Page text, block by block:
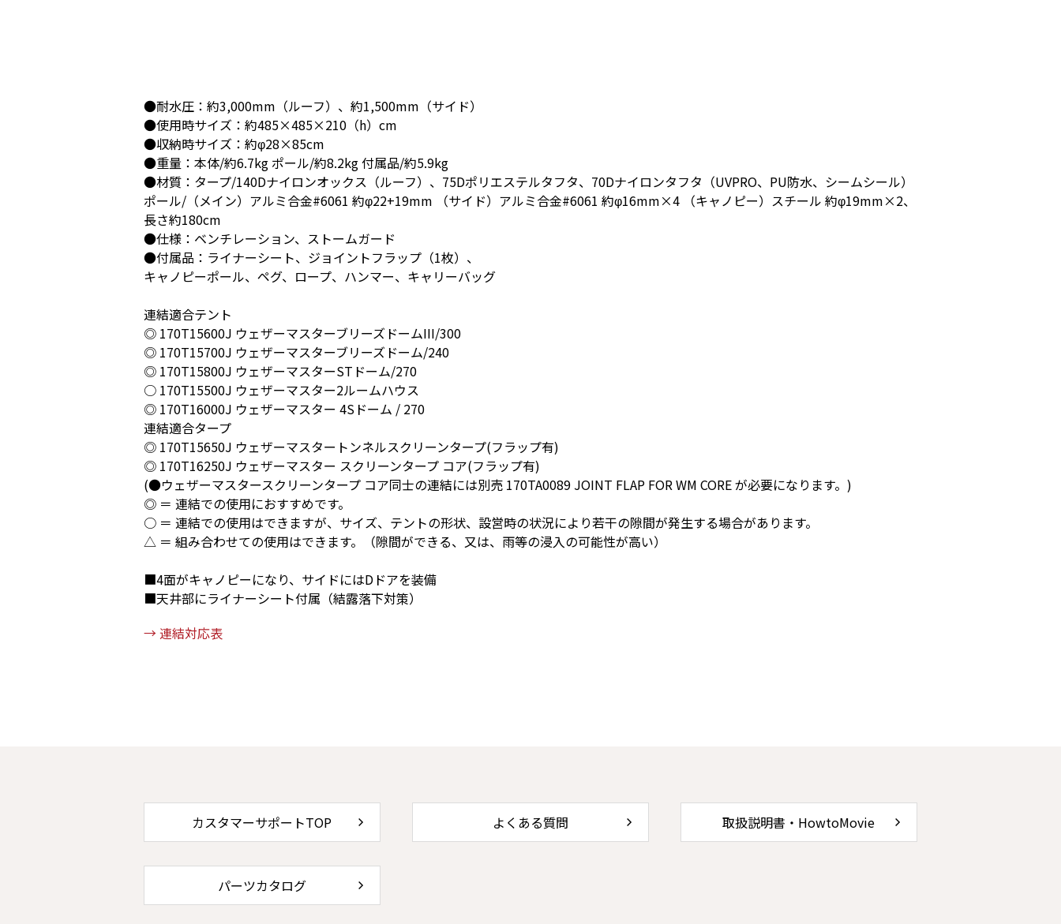
●耐水圧：約3,000mm（ルーフ）、約1,500mm（サイド）
●使用時サイズ：約485×485×210（h）cm
●収納時サイズ：約φ28×85cm
●重量：本体/約6.7kg ポール/約8.2kg 付属品/約5.9kg
●材質：タープ/140Dナイロンオックス（ルーフ）、75Dポリエステルタフタ、70Dナイロンタフタ（UVPRO、PU防水、シームシール）
ポール/（メイン）アルミ合金#6061 約φ22+19mm （サイド）アルミ合金#6061 約φ16mm×4 （キャノピー）スチール 約φ19mm×2、
長さ約180cm
●仕様：ベンチレーション、ストームガード
●付属品：ライナーシート、ジョイントフラップ（1枚）、
キャノピーポール、ペグ、ロープ、ハンマー、キャリーバッグ
連結適合テント
◎ 170T15600J ウェザーマスターブリーズドームIII/300
◎ 170T15700J ウェザーマスターブリーズドーム/240
◎ 170T15800J ウェザーマスターSTドーム/270
○ 170T15500J ウェザーマスター2ルームハウス
◎ 170T16000J ウェザーマスター 4Sドーム / 270
連結適合タープ
◎ 170T15650J ウェザーマスタートンネルスクリーンタープ(フラップ有)
◎ 170T16250J ウェザーマスター スクリーンタープ コア(フラップ有)
(●ウェザーマスタースクリーンタープ コア同士の連結には別売 170TA0089 JOINT FLAP FOR WM CORE が必要になります。)
◎ ＝ 連結での使用におすすめです。
○ ＝ 連結での使用はできますが、サイズ、テントの形状、設営時の状況により若干の隙間が発生する場合があります。
△ ＝ 組み合わせての使用はできます。（隙間ができる、又は、雨等の浸入の可能性が高い）
■4面がキャノピーになり、サイドにはDドアを装備
■天井部にライナーシート付属（結露落下対策）
→ 連結対応表
カスタマーサポートTOP よくある質問 取扱説明書・HowtoMovie
パーツカタログ